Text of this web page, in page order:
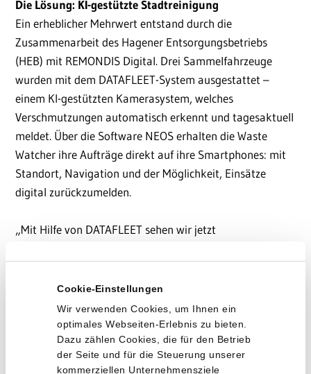
Cookie-Einstellungen
Wir verwenden Cookies, um Ihnen ein
optimales Webseiten-Erlebnis zu bieten.
Dazu zählen Cookies, die für den Betrieb
der Seite und für die Steuerung unserer
kommerziellen Unternehmensziele
Die Lösung: KI-gestützte Stadtreinigung
Ein erheblicher Mehrwert entstand durch die
Zusammenarbeit des Hagener Entsorgungsbetriebs
(HEB) mit REMONDIS Digital. Drei Sammelfahrzeuge
wurden mit dem DATAFLEET-System ausgestattet –
einem KI-gestützten Kamerasystem, welches
Verschmutzungen automatisch erkennt und tagesaktuell
meldet. Über die Software NEOS erhalten die Waste
Watcher ihre Aufträge direkt auf ihre Smartphones: mit
Standort, Navigation und der Möglichkeit, Einsätze
digital zurückzumelden.
„Mit Hilfe von DATAFLEET sehen wir jetzt
KI zeigt uns genau, wo was liegt, und wir können dank
der NEOS-Software nicht nur direkt handeln, sondern
Verunreinigungen auch schneller beseitigen“, erzählt
Steinbach.
Die Technik liefert die Daten, doch die tatsächlichen